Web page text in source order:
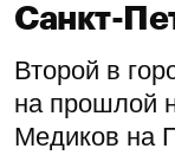
Санкт-
Второй в
на прошлой
Медиков на